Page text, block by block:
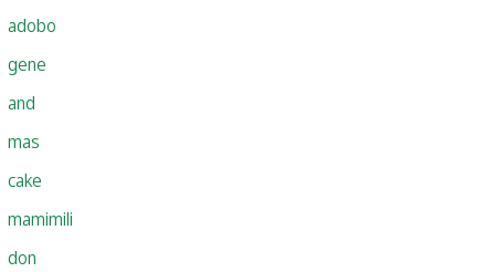
adobo
gene
and
mas
cake
mamimili
don